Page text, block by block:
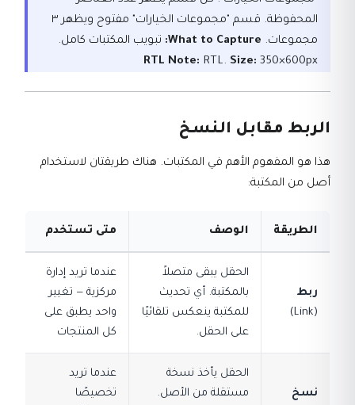
المحفوظة. قسم "مجموعات الخيارات" مفتوح ويظهر ٣
مجموعات. What to Capture: تبويب المكتبات كامل.
RTL Note: RTL. Size: 350×600px
الربط مقابل النسخ
هذا هو المفهوم الأهم في المكتبات. هناك طريقتان لاستخدام
أصل من المكتبة:
الطريقة الوصف متى تستخدم
ربط
(Link)
الحقل يبقى متصلاً
بالمكتبة. أي تحديث
للمكتبة ينعكس تلقائيًا
على الحقل.
عندما تريد إدارة
مركزية — تغيير
واحد يطبق على
كل المنتجات
نسخ
الحقل يأخذ نسخة
مستقلة من الأصل.
عندما تريد
تخصيصًا